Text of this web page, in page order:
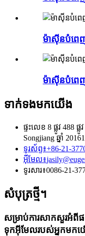
ម៉ាស៊ីនបំពេញ
ម៉ាស៊ីនបំពេ
ទាក់ទងមកយើង
ផ្ទះលេខ 8 ផ្លូវ 488
Songjiang ឆ្នាំ
ទូរស័ព្ទ៖+86-21-
អ៊ីមែល៖
ទូរសារ៖0086-21-
សំបុត្រថ្មី។
សម្រាប់ការសាកសួរអំ
ទុកអ៊ីមែលរបស់អ្នកមកយ